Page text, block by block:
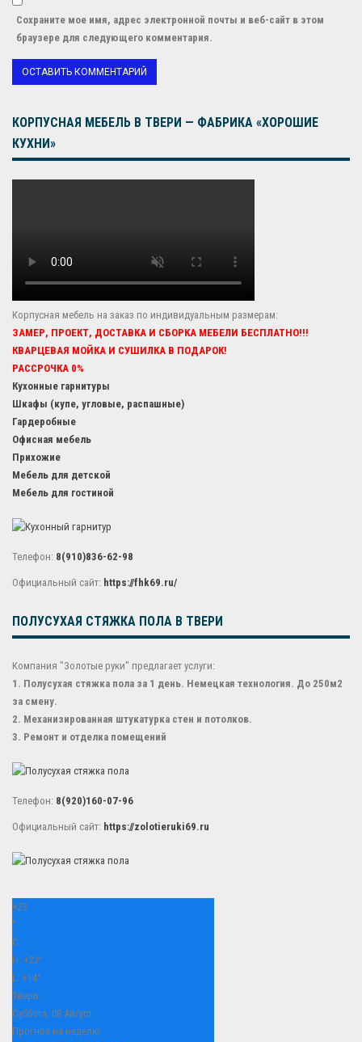
Сохраните мое имя, адрес электронной почты и веб-сайт в этом
браузере для следующего комментария.
КОРПУСНАЯ МЕБЕЛЬ В ТВЕРИ — ФАБРИКА «ХОРОШИЕ
КУХНИ»
Корпусная мебель на заказ по индивидуальным размерам:
ЗАМЕР, ПРОЕКТ, ДОСТАВКА И СБОРКА МЕБЕЛИ БЕСПЛАТНО!!!
КВАРЦЕВАЯ МОЙКА И СУШИЛКА В ПОДАРОК!
РАССРОЧКА 0%
Кухонные гарнитуры
Шкафы (купе, угловые, распашные)
Гардеробные
Офисная мебель
Прихожие
Мебель для детской
Мебель для гостиной
Телефон: 8(910)836-62-98
Официальный сайт: https://fhk69.ru/
ПОЛУСУХАЯ СТЯЖКА ПОЛА В ТВЕРИ
Компания "Золотые руки" предлагает услуги:
1. Полусухая стяжка пола за 1 день. Немецкая технология. До 250м2
за смену.
2. Механизированная штукатурка стен и потолков.
3. Ремонт и отделка помещений
Телефон: 8(920)160-07-96
Официальный сайт: https://zolotieruki69.ru
+23
°
C
H: +23°
L: +14°
Тверь
Суббота, 08 Август
Прогноз на неделю